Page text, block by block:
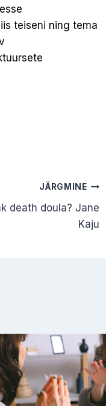
teiseni ning tema
JÄRGMINE
death doula? Jane
Kaju